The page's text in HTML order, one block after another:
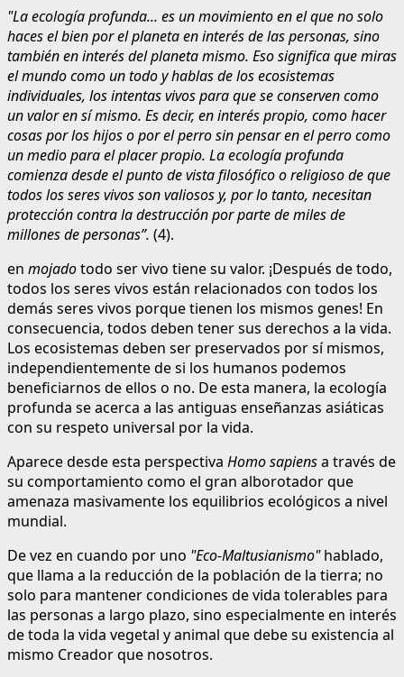
"La ecología profunda... es un movimiento en el que no solo
haces el bien por el planeta en interés de las personas, sino
también en interés del planeta mismo. Eso significa que miras
el mundo como un todo y hablas de los ecosistemas
individuales, los intentas vivos para que se conserven como
un valor en sí mismo. Es decir, en interés propio, como hacer
cosas por los hijos o por el perro sin pensar en el perro como
un medio para el placer propio. La ecología profunda
comienza desde el punto de vista filosófico o religioso de que
todos los seres vivos son valiosos y, por lo tanto, necesitan
protección contra la destrucción por parte de miles de
millones de personas”. (4).
en mojadotodo ser vivo tiene su valor. ¡Después de todo,
todos los seres vivos están relacionados con todos los
demás seres vivos porque tienen los mismos genes! En
consecuencia, todos deben tener sus derechos a la vida.
Los ecosistemas deben ser preservados por sí mismos,
independientemente de si los humanos podemos
beneficiarnos de ellos o no. De esta manera, la ecología
profunda se acerca a las antiguas enseñanzas asiáticas
con su respeto universal por la vida.
Aparece desde esta perspectiva Homo sapiensa través de
su comportamiento como el gran alborotador que
amenaza masivamente los equilibrios ecológicos a nivel
mundial.
De vez en cuando por uno "Eco-Maltusianismo"hablado,
que llama a la reducción de la población de la tierra; no
solo para mantener condiciones de vida tolerables para
las personas a largo plazo, sino especialmente en interés
de toda la vida vegetal y animal que debe su existencia al
mismo Creador que nosotros.